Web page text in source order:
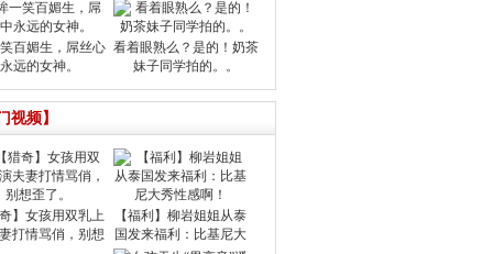
百媚生，屌丝心
远的女神。
看着眼熟么？是的！奶茶
妹子同学拍的。。
视频】
奇】女孩用双乳上
打情骂俏，别想
【福利】柳岩姐姐从泰
国发来福利：比基尼大